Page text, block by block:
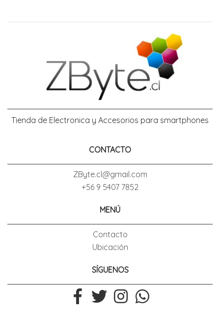
Tienda de Electronica y Accesorios para smartphones
CONTACTO
ZByte.cl@gmail.com
+56 9 5407 7852
MENÚ
Contacto
Ubicación
SÍGUENOS